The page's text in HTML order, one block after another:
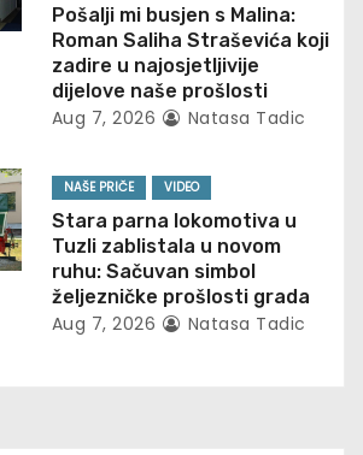
Pošalji mi busjen s Malina:
Roman Saliha Straševića koji
zadire u najosjetljivije
dijelove naše prošlosti
Aug 7, 2026 Natasa Tadic
NAŠE PRIČE VIDEO
Stara parna lokomotiva u
Tuzli zablistala u novom
ruhu: Sačuvan simbol
željezničke prošlosti grada
Aug 7, 2026 Natasa Tadic